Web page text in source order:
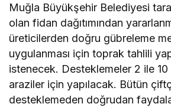
Muğla Büyükşehir Belediyesi
olan fidan dağıtımından
üreticilerden doğru gübreleme
uygulanması için toprak tahlili
istenecek. Desteklemeler 2 ile 10
araziler için yapılacak. Bütün
desteklemeden doğrudan